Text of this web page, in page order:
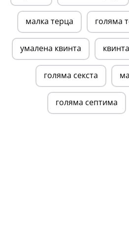
малка терца голяма
умалена квинта квинта
голяма секста
голяма септима